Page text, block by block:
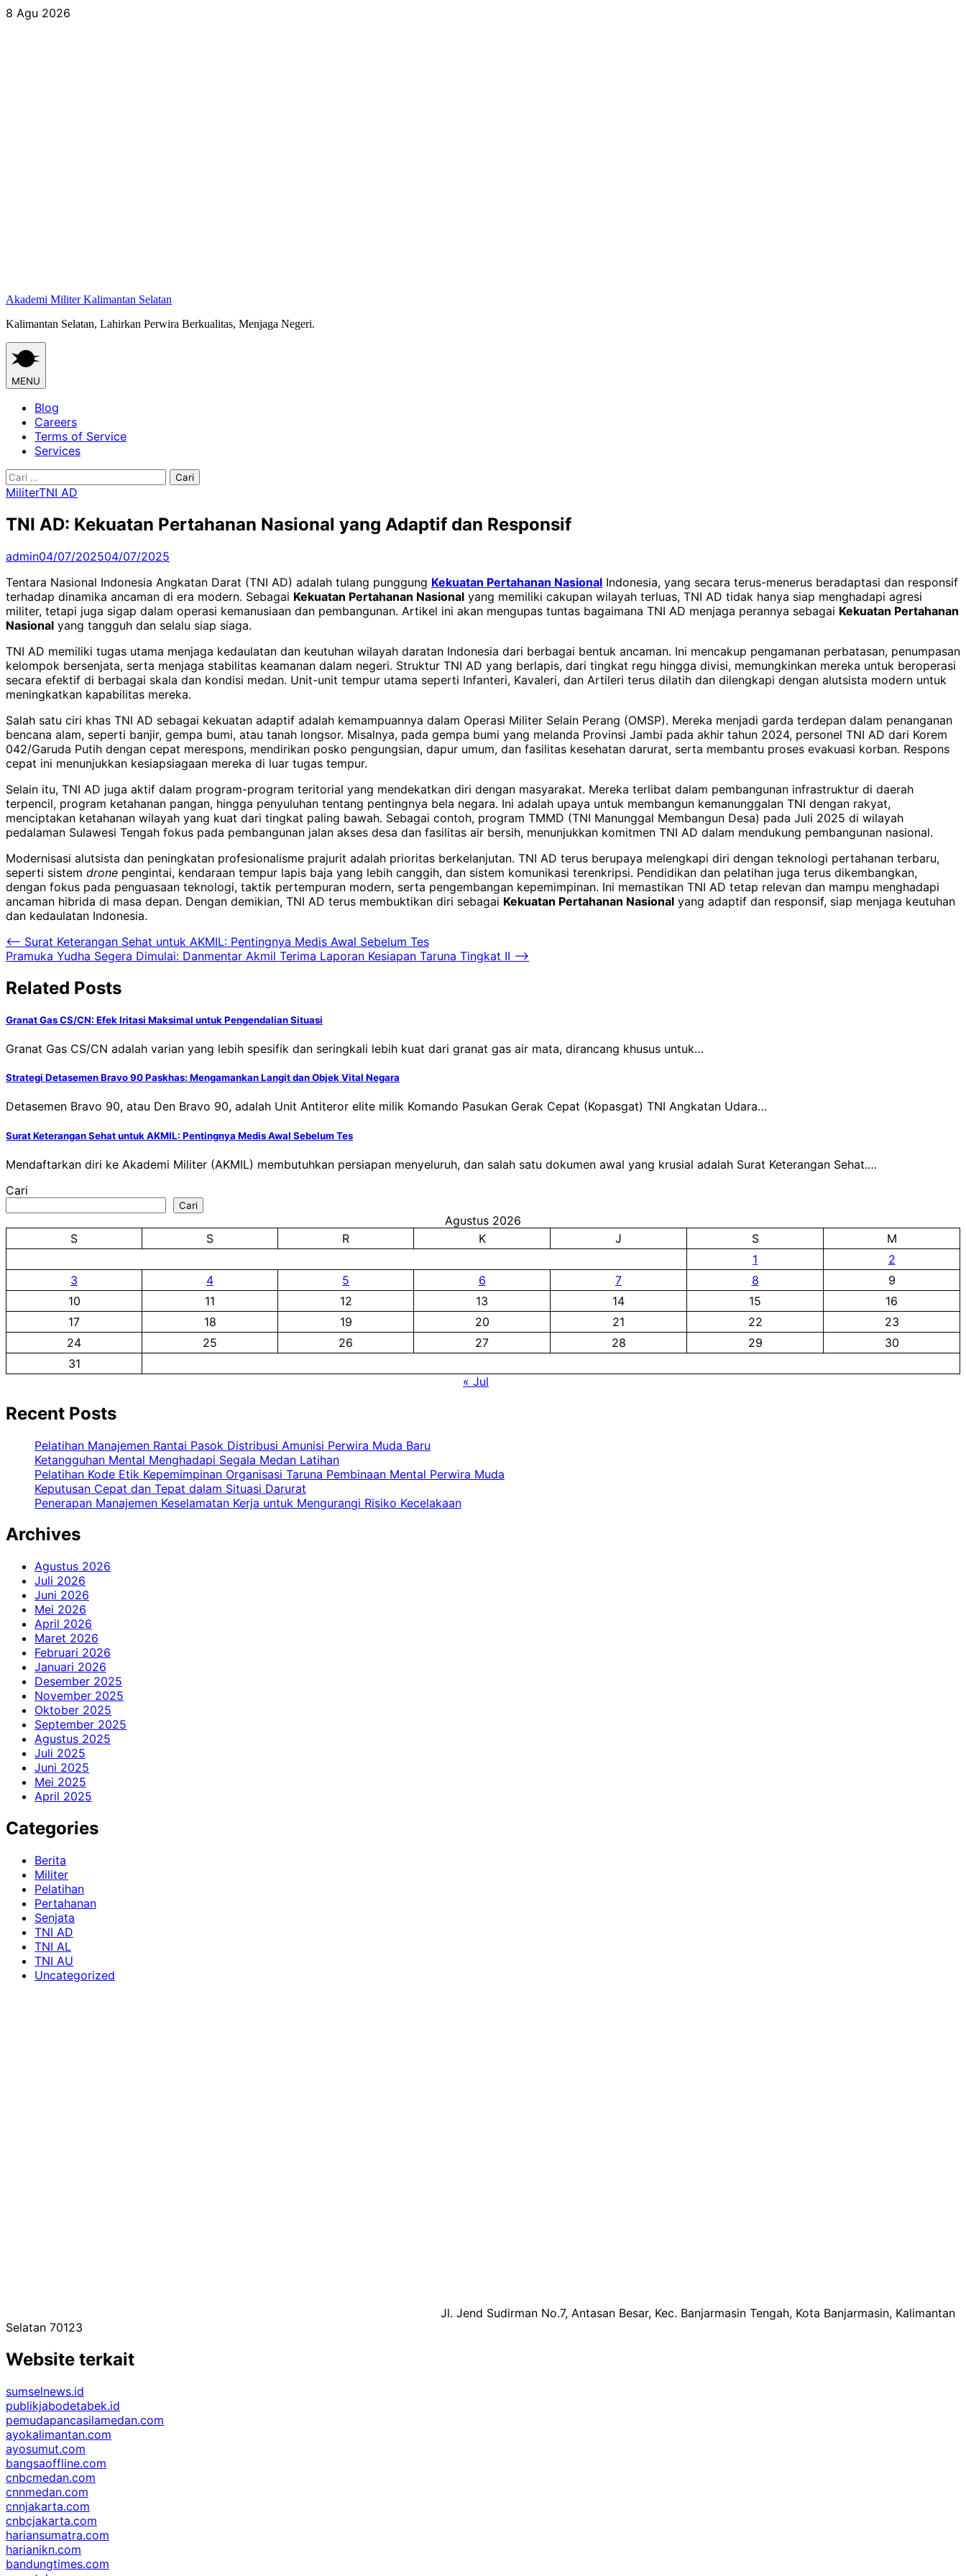
Skip
8 Agu 2026
Akademi Militer Kalimantan Selatan
Kalimantan Selatan, Lahirkan Perwira Berkualitas, Menjaga Negeri.
MENU
Blog
Careers
Terms of Service
Services
Cari
untuk:
MiliterTNI AD
TNI AD: Kekuatan Pertahanan Nasional yang Adaptif dan Responsif
admin04/07/202504/07/2025
Tentara Nasional Indonesia Angkatan Darat (TNI AD) adalah tulang punggung Kekuatan Pertahanan Nasional Indonesia, yang secara terus-menerus beradaptasi dan responsif
terhadap dinamika ancaman di era modern. Sebagai Kekuatan Pertahanan Nasional yang memiliki cakupan wilayah terluas, TNI AD tidak hanya siap menghadapi agresi
militer, tetapi juga sigap dalam operasi kemanusiaan dan pembangunan. Artikel ini akan mengupas tuntas bagaimana TNI AD menjaga perannya sebagai Kekuatan Pertahanan
Nasional yang tangguh dan selalu siap siaga.
TNI AD memiliki tugas utama menjaga kedaulatan dan keutuhan wilayah daratan Indonesia dari berbagai bentuk ancaman. Ini mencakup pengamanan perbatasan, penumpasan
kelompok bersenjata, serta menjaga stabilitas keamanan dalam negeri. Struktur TNI AD yang berlapis, dari tingkat regu hingga divisi, memungkinkan mereka untuk beroperasi
secara efektif di berbagai skala dan kondisi medan. Unit-unit tempur utama seperti Infanteri, Kavaleri, dan Artileri terus dilatih dan dilengkapi dengan alutsista modern untuk
meningkatkan kapabilitas mereka.
Salah satu ciri khas TNI AD sebagai kekuatan adaptif adalah kemampuannya dalam Operasi Militer Selain Perang (OMSP). Mereka menjadi garda terdepan dalam penanganan
bencana alam, seperti banjir, gempa bumi, atau tanah longsor. Misalnya, pada gempa bumi yang melanda Provinsi Jambi pada akhir tahun 2024, personel TNI AD dari Korem
042/Garuda Putih dengan cepat merespons, mendirikan posko pengungsian, dapur umum, dan fasilitas kesehatan darurat, serta membantu proses evakuasi korban. Respons
cepat ini menunjukkan kesiapsiagaan mereka di luar tugas tempur.
Selain itu, TNI AD juga aktif dalam program-program teritorial yang mendekatkan diri dengan masyarakat. Mereka terlibat dalam pembangunan infrastruktur di daerah
terpencil, program ketahanan pangan, hingga penyuluhan tentang pentingnya bela negara. Ini adalah upaya untuk membangun kemanunggalan TNI dengan rakyat,
menciptakan ketahanan wilayah yang kuat dari tingkat paling bawah. Sebagai contoh, program TMMD (TNI Manunggal Membangun Desa) pada Juli 2025 di wilayah
pedalaman Sulawesi Tengah fokus pada pembangunan jalan akses desa dan fasilitas air bersih, menunjukkan komitmen TNI AD dalam mendukung pembangunan nasional.
Modernisasi alutsista dan peningkatan profesionalisme prajurit adalah prioritas berkelanjutan. TNI AD terus berupaya melengkapi diri dengan teknologi pertahanan terbaru,
seperti sistem drone pengintai, kendaraan tempur lapis baja yang lebih canggih, dan sistem komunikasi terenkripsi. Pendidikan dan pelatihan juga terus dikembangkan,
dengan fokus pada penguasaan teknologi, taktik pertempuran modern, serta pengembangan kepemimpinan. Ini memastikan TNI AD tetap relevan dan mampu menghadapi
ancaman hibrida di masa depan. Dengan demikian, TNI AD terus membuktikan diri sebagai Kekuatan Pertahanan Nasional yang adaptif dan responsif, siap menjaga keutuhan
dan kedaulatan Indonesia.
Navigasi
pos
⟵ Surat Keterangan Sehat untuk AKMIL: Pentingnya Medis Awal Sebelum Tes
Pramuka Yudha Segera Dimulai: Danmentar Akmil Terima Laporan Kesiapan Taruna Tingkat II ⟶
Related Posts
Granat Gas CS/CN: Efek Iritasi Maksimal untuk Pengendalian Situasi
Granat Gas CS/CN adalah varian yang lebih spesifik dan seringkali lebih kuat dari granat gas air mata, dirancang khusus untuk…
Strategi Detasemen Bravo 90 Paskhas: Mengamankan Langit dan Objek Vital Negara
Detasemen Bravo 90, atau Den Bravo 90, adalah Unit Antiteror elite milik Komando Pasukan Gerak Cepat (Kopasgat) TNI Angkatan Udara…
Surat Keterangan Sehat untuk AKMIL: Pentingnya Medis Awal Sebelum Tes
Mendaftarkan diri ke Akademi Militer (AKMIL) membutuhkan persiapan menyeluruh, dan salah satu dokumen awal yang krusial adalah Surat Keterangan Sehat.…
Cari
Cari
Agustus 2026
S
S R K J S
M
1
2
3
4 5 6 7 8
9
10
11 12 13 14 15
16
17
18 19 20 21 22
23
24
25 26 27 28 29
30
31
« Jul
Recent Posts
Pelatihan Manajemen Rantai Pasok Distribusi Amunisi Perwira Muda Baru
Ketangguhan Mental Menghadapi Segala Medan Latihan
Pelatihan Kode Etik Kepemimpinan Organisasi Taruna Pembinaan Mental Perwira Muda
Keputusan Cepat dan Tepat dalam Situasi Darurat
Penerapan Manajemen Keselamatan Kerja untuk Mengurangi Risiko Kecelakaan
Archives
Agustus 2026
Juli 2026
Juni 2026
Mei 2026
April 2026
Maret 2026
Februari 2026
Januari 2026
Desember 2025
November 2025
Oktober 2025
September 2025
Agustus 2025
Juli 2025
Juni 2025
Mei 2025
April 2025
Categories
Berita
Militer
Pelatihan
Pertahanan
Senjata
TNI AD
TNI AL
TNI AU
Uncategorized
Jl. Jend Sudirman No.7, Antasan Besar, Kec. Banjarmasin Tengah, Kota Banjarmasin, Kalimantan
Selatan 70123
Website terkait
sumselnews.id
publikjabodetabek.id
pemudapancasilamedan.com
ayokalimantan.com
ayosumut.com
bangsaoffline.com
cnbcmedan.com
cnnmedan.com
cnnjakarta.com
cnbcjakarta.com
hariansumatra.com
harianikn.com
bandungtimes.com